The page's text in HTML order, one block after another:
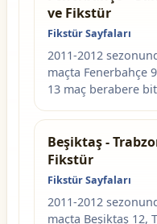
ve Fikstür
Fikstür Sayfaları
2011-2012
maçta Fenerbahçe
13 maç berabere
Beşiktaş -
Fikstür
Fikstür Sayfaları
2011-2012
maçta Beşiktaş 12,